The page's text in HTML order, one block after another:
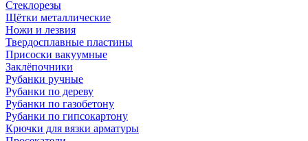
Стеклорезы
Щётки металлические
Ножи и лезвия
Твердосплавные пластины
Присоски вакуумные
Заклёпочники
Рубанки ручные
Рубанки по дереву
Рубанки по газобетону
Рубанки по гипсокартону
Крючки для вязки арматуры